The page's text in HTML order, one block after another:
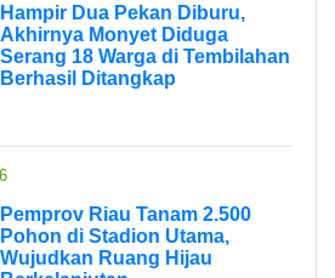
Hampir Dua Pekan Diburu,
Akhirnya Monyet Diduga
Serang 18 Warga di Tembilahan
Berhasil Ditangkap
Pemprov Riau Tanam 2.500
Pohon di Stadion Utama,
Wujudkan Ruang Hijau